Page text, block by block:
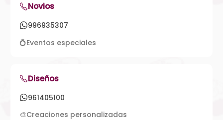
Novios
996935307
💍Eventos especiales
Diseños
961405100
🎨Creaciones personalizadas